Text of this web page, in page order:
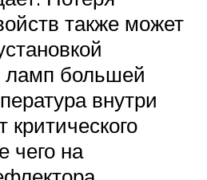
также может
ламп большей
внутри
критического
чего на